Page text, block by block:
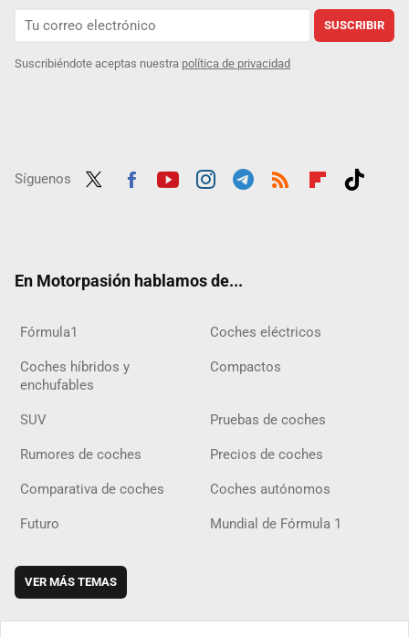
SUSCRIBIR
Suscribiéndote aceptas nuestra política de privacidad
Síguenos
En Motorpasión hablamos de...
Fórmula1 Coches eléctricos
Coches híbridos y
enchufables
Compactos
SUV Pruebas de coches
Rumores de coches Precios de coches
Comparativa de coches Coches autónomos
Futuro Mundial de Fórmula 1
VER MÁS TEMAS